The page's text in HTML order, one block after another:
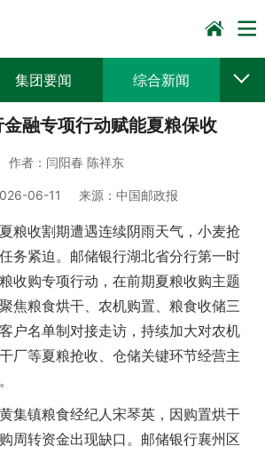
集团要闻 综合新闻
党建动态 普遍服务
企业文化
融专项行动赋能夏粮保收
作者： 闫阳春 陈祥东
06-11 来源： 中国邮政报
收割期遭遇连续阴雨天气，小麦抢
务紧迫。邮储银行湖北省分行第一时
收购专项行动，在前期夏粮收购主题
焦粮食烘干、农机购置、粮食收储三
户名单制对接走访，持续加大对农机
厂等夏粮抢收、仓储关键环节经营主
镇粮食经纪人宋琴英，因购置烘干
周转资金出现缺口。邮储银行襄州区